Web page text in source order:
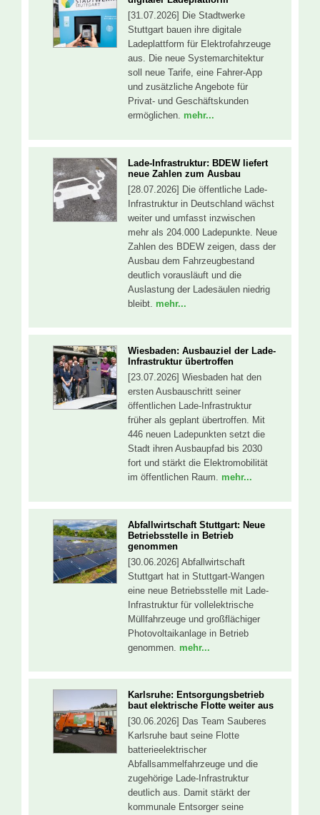
[31.07.2026] Die Stadtwerke
Stuttgart bauen ihre digitale
Ladeplattform für Elektrofahrzeuge
aus. Die neue Systemarchitektur
soll neue Tarife, eine Fahrer-App
und zusätzliche Angebote für
Privat- und Geschäftskunden
ermöglichen. mehr...
Lade-Infrastruktur: BDEW liefert
neue Zahlen zum Ausbau
[28.07.2026] Die öffentliche Lade-
Infrastruktur in Deutschland wächst
weiter und umfasst inzwischen
mehr als 204.000 Ladepunkte. Neue
Zahlen des BDEW zeigen, dass der
Ausbau dem Fahrzeugbestand
deutlich vorausläuft und die
Auslastung der Ladesäulen niedrig
bleibt. mehr...
Wiesbaden: Ausbauziel der Lade-
Infrastruktur übertroffen
[23.07.2026] Wiesbaden hat den
ersten Ausbauschritt seiner
öffentlichen Lade-Infrastruktur
früher als geplant übertroffen. Mit
446 neuen Ladepunkten setzt die
Stadt ihren Ausbaupfad bis 2030
fort und stärkt die Elektromobilität
im öffentlichen Raum. mehr...
Abfallwirtschaft Stuttgart: Neue
Betriebsstelle in Betrieb
genommen
[30.06.2026] Abfallwirtschaft
Stuttgart hat in Stuttgart-Wangen
eine neue Betriebsstelle mit Lade-
Infrastruktur für vollelektrische
Müllfahrzeuge und großflächiger
Photovoltaikanlage in Betrieb
genommen. mehr...
Karlsruhe: Entsorgungsbetrieb
baut elektrische Flotte weiter aus
[30.06.2026] Das Team Sauberes
Karlsruhe baut seine Flotte
batterieelektrischer
Abfallsammelfahrzeuge und die
zugehörige Lade-Infrastruktur
deutlich aus. Damit stärkt der
kommunale Entsorger seine